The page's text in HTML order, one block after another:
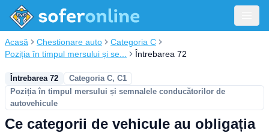
Acasă Chestionare auto
Categoria C
Poziția în timpul mersului și se...
Întrebarea 72
Întrebarea 72
Categoria C, C1
Poziția în timpul mersului și semnalele conducătorilor de
autovehicule
Ce categorii de vehicule au obligația